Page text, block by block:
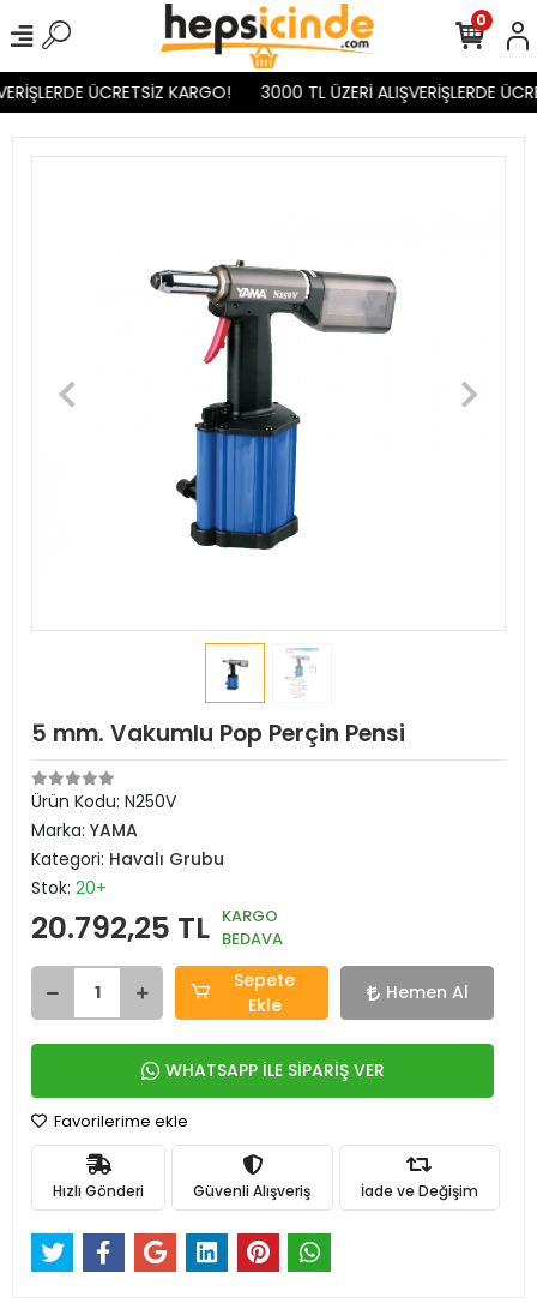
ÜCRETSİZ KARGO! 3000 TL ÜZERİ ALIŞVERİŞLERDE
0
5 mm. Vakumlu Pop Perçin Pensi
Ürün Kodu: N250V
Marka: YAMA
Kategori: Havalı Grubu
Stok: 20+
20.792,25 TL KARGO
BEDAVA
Sepete
Ekle
Hemen Al
WHATSAPP İLE SİPARİŞ VER
Favorilerime ekle
Hızlı Gönderi Güvenli Alışveriş İade ve Değişim